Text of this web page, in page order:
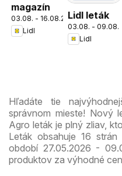
magazín
03.08. - 16.08.2026
Lidl
Lidl leták
03.08. -
Lidl
Hľadáte tie
správnom mieste! Nový
Agro leták je plný zliav,
Leták obsahuje 16
období 27.05.2026 -
produktov za výhodné